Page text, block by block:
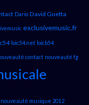
Dario David Guetta
exclusivemusic.fr
loic54.net loicb54
contact nouveauté fg
nouveauté musique 2012